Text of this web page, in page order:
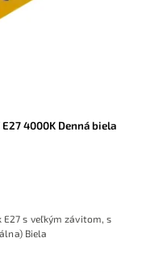
4000K Denná biela
E27 s veľkým závitom, s
Biela